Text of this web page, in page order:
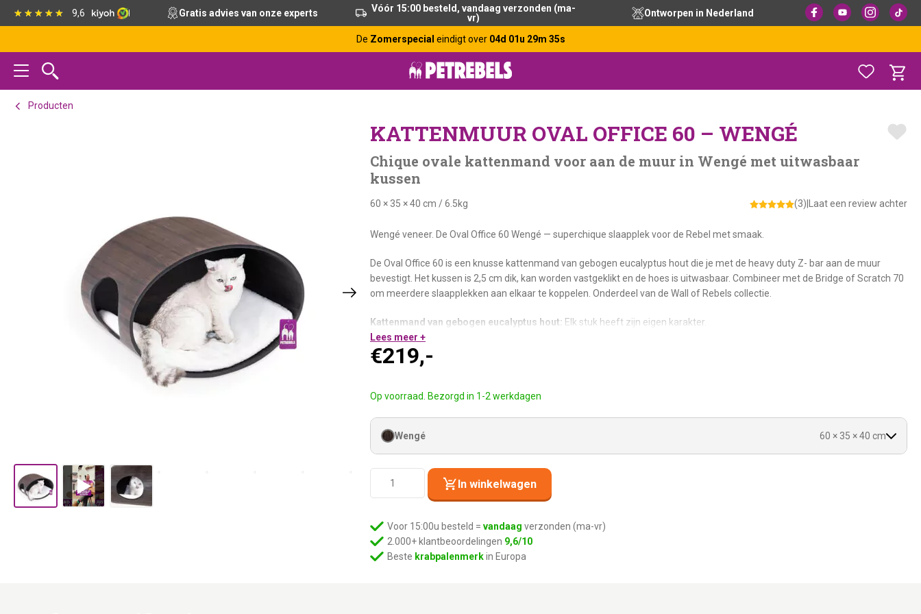
Spring
hoofdnavigatie
Door
hoofd
inhoud
Spring
voettekst
9,6 Gratis advies van onze experts
Vóór 15:00 besteld, vandaag verzonden (ma-
vr)
Ontworpen in Nederland
De Zomerspecial eindigt over 04d 01u 29m 34s
Producten
KATTENMUUR OVAL OFFICE 60 – WENGÉ
Chique ovale kattenmand voor aan de muur in Wengé met uitwasbaar
kussen
60 × 35 × 40 cm /6.5kg (3) Laat een review achter
Wengé veneer. De Oval Office 60 Wengé — superchique slaapplek voor de Rebel met smaak.
De Oval Office 60 is een knusse kattenmand van gebogen eucalyptus hout die je met de heavy duty Z- bar aan de muur
bevestigt. Het kussen is 2,5 cm dik, kan worden vastgeklikt en de hoes is uitwasbaar. Combineer met de Bridge of Scratch 70
om meerdere slaapplekken aan elkaar te koppelen. Onderdeel van de Wall of Rebels collectie.
Kattenmand van gebogen eucalyptus hout: Elk stuk heeft zijn eigen karakter.
Uitwasbaar kussen:
Heavy duty Z- bar inbegrepen:
Wengé veneer:
Lees meer +
€219,-
Op voorraad. Bezorgd in 1-2 werkdagen
Wengé 60 × 35 × 40 cm
Wengé
In winkelwagen
Voor 15:00u besteld = vandaag verzonden (ma-vr)
2.000+ klantbeoordelingen 9,6/10
Beste krabpalenmerkin Europa